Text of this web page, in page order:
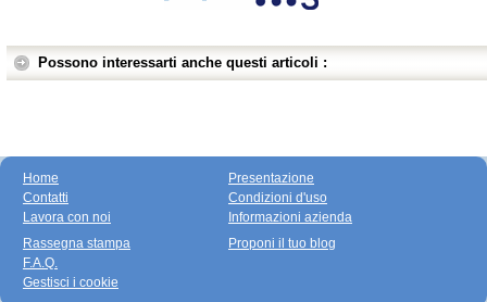
Possono interessarti anche questi articoli :
Home
Contatti
Lavora con noi
Presentazione
Condizioni d'uso
Informazioni azienda
Rassegna stampa
F.A.Q.
Gestisci i cookie
Proponi il tuo blog